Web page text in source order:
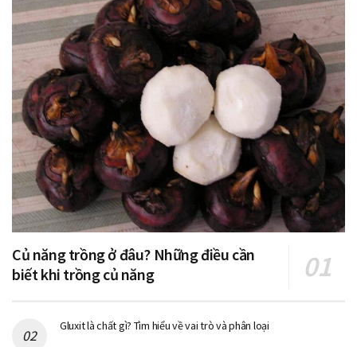
Củ năng trồng ở đâu? Những điều cần
biết khi trồng củ năng
Gluxit là chất gì? Tìm hiểu về vai trò và phân loại